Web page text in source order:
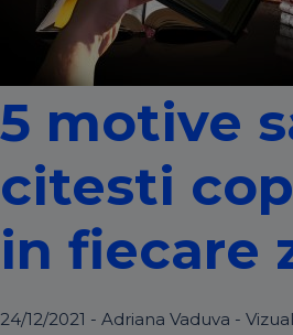
5 motive
citesti
in fiecare
24/12/2021 - Adriana Vaduva -